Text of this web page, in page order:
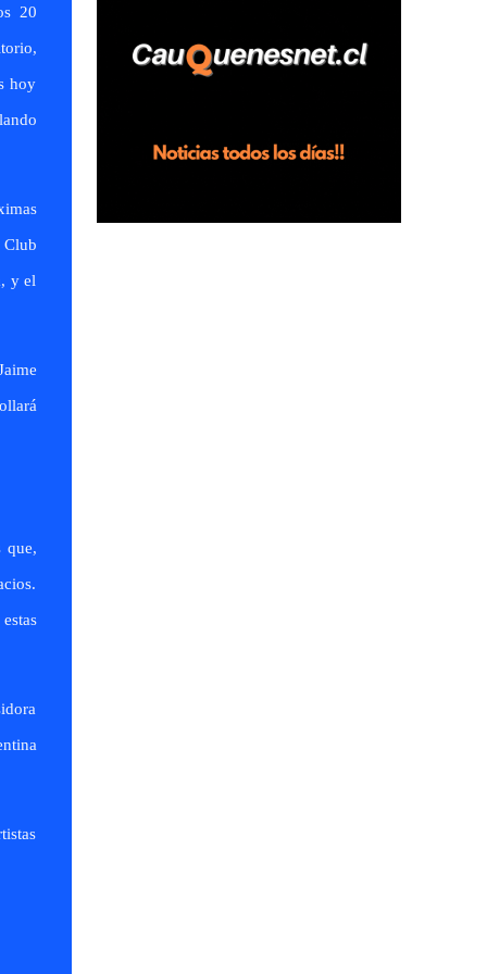
20
hoy
Club
y el
que,
en el sector Dollimbuta, comuna de
Pelluhue. Allí, mientras se encontraba junto
plantación de frutillas, habría sostenido una